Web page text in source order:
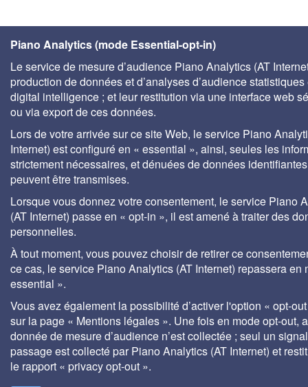
Piano Analytics (mode Essential-opt-in)
Le service de mesure d’audience Piano Analytics (AT
production de données et d’analyses d’audience statistiques
digital intelligence ; et leur restitution via une interface web
ou via export de ces données.
Lors de votre arrivée sur ce site Web, le service Piano
Internet) est configuré en « essential », ainsi, seules les
strictement nécessaires, et dénuées de données
peuvent être transmises.
Lorsque vous donnez votre consentement, le service Piano
(AT Internet) passe en « opt-in », il est amené à traiter des
personnelles.
À tout moment, vous pouvez choisir de retirer ce
ce cas, le service Piano Analytics (AT Internet) repassera en
essential ».
Vous avez également la possibilité d’activer l'option « opt-
sur la page « Mentions légales ». Une fois en mode opt-out,
donnée de mesure d’audience n’est collectée ; seul un
passage est collecté par Piano Analytics (AT Internet) et
le rapport « privacy opt-out ».